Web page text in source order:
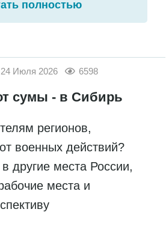
полностью
Июля 2026 6598
сумы - в Сибирь
регионов,
военных действий?
другие места России,
места и